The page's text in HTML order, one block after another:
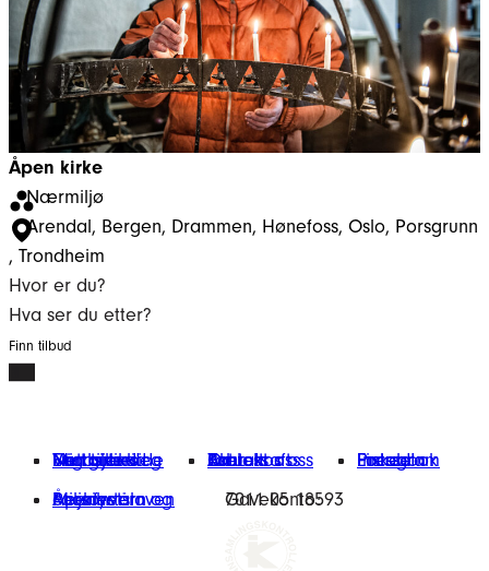
Åpen kirke
Nærmiljø
Arendal, Bergen, Drammen, Hønefoss, Oslo, Porsgrunn
, Trondheim
Hvor er du?
Hva ser du etter?
Finn tilbud
Miljøfyrtårn
Åpenhetsloven
Personvern og cookies Gavekonto:
7011 05 18593
Finn tilbud
Vårt arbeid
Engasjer deg
Nettbutikk
Min giverside Om oss
Kontakt oss
Bærekraft
Aktuelt
Jobb hos oss Presse
Facebook
Instagram
LinkedIn